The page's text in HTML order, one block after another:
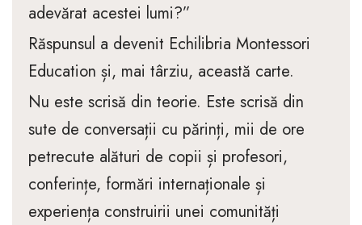
adevărat acestei lumi?”
Răspunsul a devenit Echilibria Montessori
Education și, mai târziu, această carte.
Nu este scrisă din teorie. Este scrisă din
sute de conversații cu părinți, mii de ore
petrecute alături de copii și profesori,
conferințe, formări internaționale și
experiența construirii unei comunități